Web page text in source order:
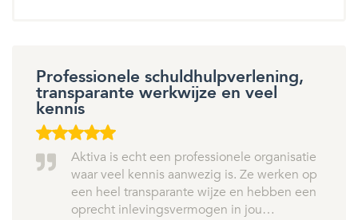
Professionele schuldhulpverlening,
transparante werkwijze en veel
kennis
Aktiva is echt een professionele organisatie
waar veel kennis aanwezig is. Ze werken op
een heel transparante wijze en hebben een
oprecht inlevingsvermogen in jou…